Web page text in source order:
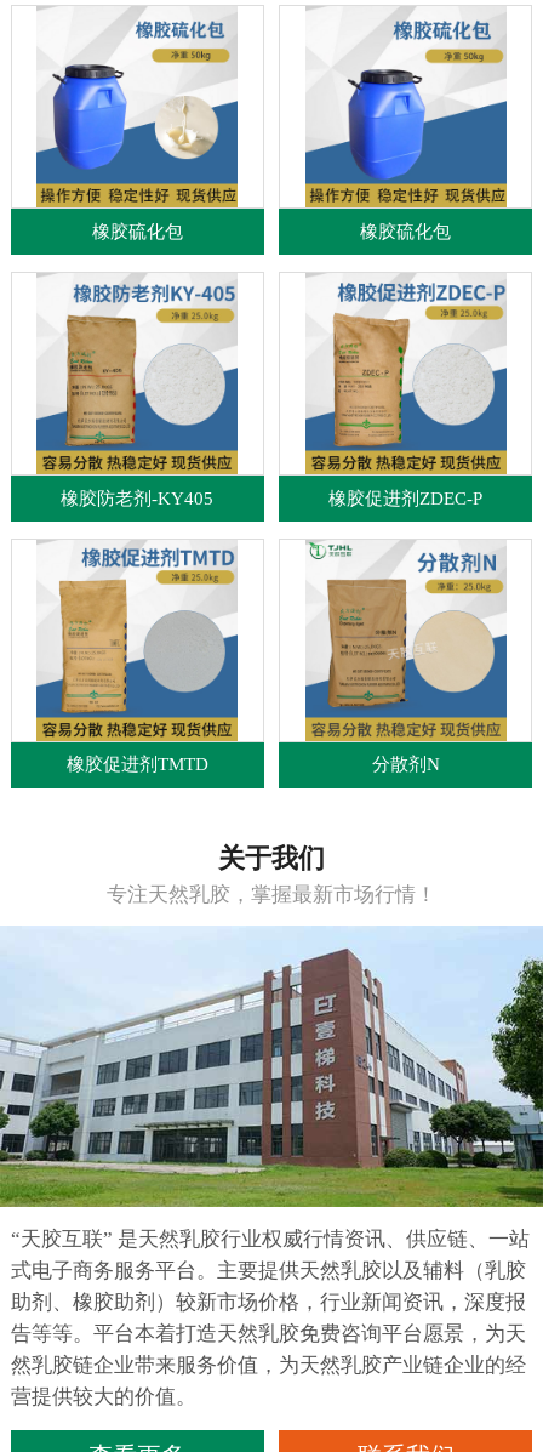
橡胶硫化包 橡胶硫化包
橡胶防老剂-KY405 橡胶促进剂ZDEC-P
橡胶促进剂TMTD 分散剂N
关于我们
专注天然乳胶，掌握最新市场行情！
“天胶互联” 是天然乳胶行业权威行情资讯、供应链、一站
式电子商务服务平台。主要提供天然乳胶以及辅料（乳胶
助剂、橡胶助剂）较新市场价格，行业新闻资讯，深度报
告等等。平台本着打造天然乳胶免费咨询平台愿景，为天
然乳胶链企业带来服务价值，为天然乳胶产业链企业的经
营提供较大的价值。